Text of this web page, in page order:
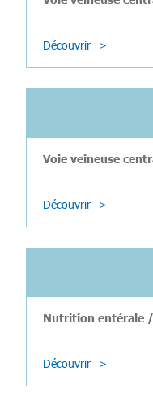
Découvrir
Voie veineuse
Découvrir
Nutrition entérale
Découvrir